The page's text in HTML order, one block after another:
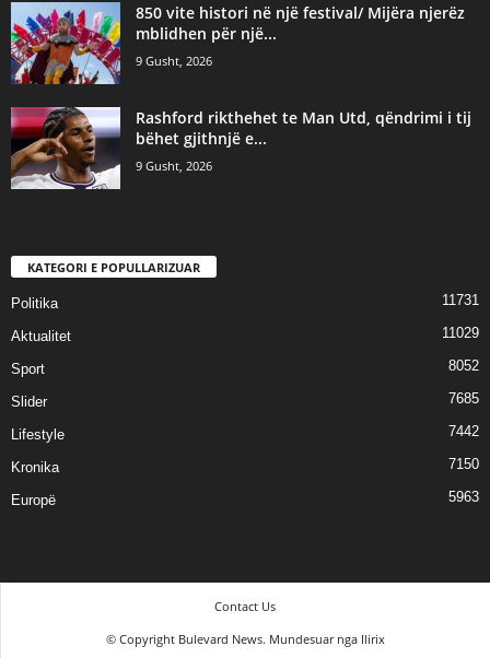
850 vite histori në një festival/ Mijëra njerëz
mblidhen për një...
9 Gusht, 2026
Rashford rikthehet te Man Utd, qëndrimi i tij
bëhet gjithnjë e...
9 Gusht, 2026
KATEGORI E POPULLARIZUAR
Politika 11731
Aktualitet 11029
Sport 8052
Slider 7685
Lifestyle 7442
Kronika 7150
Europë 5963
Contact Us
© Copyright Bulevard News. Mundesuar nga Ilirix